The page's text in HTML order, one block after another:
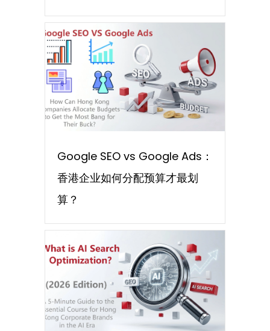
Google SEO vs Google Ads：
香港企业如何分配预算才最划
算？